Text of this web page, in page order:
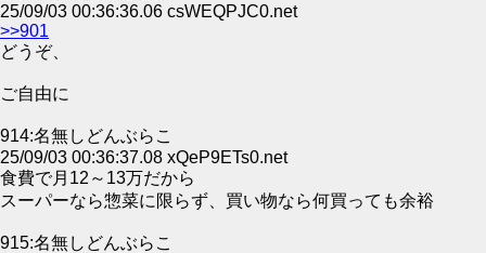
25/09/03 00:36:36.06 csWEQPJC0.net
>>901
どうぞ、
ご自由に
914:名無しどんぶらこ
25/09/03 00:36:37.08 xQeP9ETs0.net
食費で月12～13万だから
スーパーなら惣菜に限らず、買い物なら何買っても余裕
915:名無しどんぶらこ